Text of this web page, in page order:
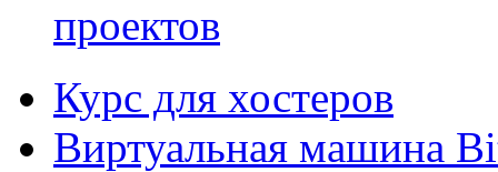
проектов
Курс для хостеров
Виртуальная машина